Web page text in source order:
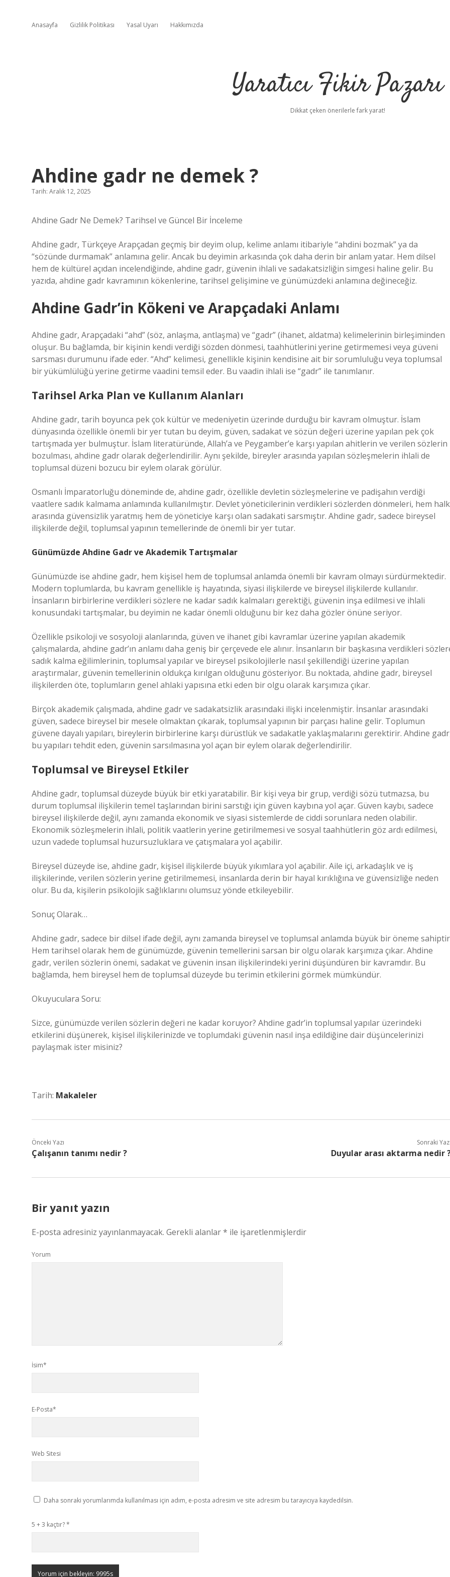
Anasayfa Gizlilik Politikası Yasal Uyarı Hakkımızda
Yaratıcı Fikir Pazarı
Dikkat çeken önerilerle fark yarat!
Ahdine gadr ne demek ?
Tarih: Aralık 12, 2025
Ahdine Gadr Ne Demek? Tarihsel ve Güncel Bir İnceleme
Ahdine gadr, Türkçeye Arapçadan geçmiş bir deyim olup, kelime anlamı itibariyle “ahdini bozmak” ya da
“sözünde durmamak” anlamına gelir. Ancak bu deyimin arkasında çok daha derin bir anlam yatar. Hem dilsel
hem de kültürel açıdan incelendiğinde, ahdine gadr, güvenin ihlali ve sadakatsizliğin simgesi haline gelir. Bu
yazıda, ahdine gadr kavramının kökenlerine, tarihsel gelişimine ve günümüzdeki anlamına değineceğiz.
Ahdine Gadr’in Kökeni ve Arapçadaki Anlamı
Ahdine gadr, Arapçadaki “ahd” (söz, anlaşma, antlaşma) ve “gadr” (ihanet, aldatma) kelimelerinin birleşiminden
oluşur. Bu bağlamda, bir kişinin kendi verdiği sözden dönmesi, taahhütlerini yerine getirmemesi veya güveni
sarsması durumunu ifade eder. “Ahd” kelimesi, genellikle kişinin kendisine ait bir sorumluluğu veya toplumsal
bir yükümlülüğü yerine getirme vaadini temsil eder. Bu vaadin ihlali ise “gadr” ile tanımlanır.
Tarihsel Arka Plan ve Kullanım Alanları
Ahdine gadr, tarih boyunca pek çok kültür ve medeniyetin üzerinde durduğu bir kavram olmuştur. İslam
dünyasında özellikle önemli bir yer tutan bu deyim, güven, sadakat ve sözün değeri üzerine yapılan pek çok
tartışmada yer bulmuştur. İslam literatüründe, Allah’a ve Peygamber’e karşı yapılan ahitlerin ve verilen sözlerin
bozulması, ahdine gadr olarak değerlendirilir. Aynı şekilde, bireyler arasında yapılan sözleşmelerin ihlali de
toplumsal düzeni bozucu bir eylem olarak görülür.
Osmanlı İmparatorluğu döneminde de, ahdine gadr, özellikle devletin sözleşmelerine ve padişahın verdiği
vaatlere sadık kalmama anlamında kullanılmıştır. Devlet yöneticilerinin verdikleri sözlerden dönmeleri, hem halk
arasında güvensizlik yaratmış hem de yöneticiye karşı olan sadakati sarsmıştır. Ahdine gadr, sadece bireysel
ilişkilerde değil, toplumsal yapının temellerinde de önemli bir yer tutar.
Günümüzde Ahdine Gadr ve Akademik Tartışmalar
Günümüzde ise ahdine gadr, hem kişisel hem de toplumsal anlamda önemli bir kavram olmayı sürdürmektedir.
Modern toplumlarda, bu kavram genellikle iş hayatında, siyasi ilişkilerde ve bireysel ilişkilerde kullanılır.
İnsanların birbirlerine verdikleri sözlere ne kadar sadık kalmaları gerektiği, güvenin inşa edilmesi ve ihlali
konusundaki tartışmalar, bu deyimin ne kadar önemli olduğunu bir kez daha gözler önüne seriyor.
Özellikle psikoloji ve sosyoloji alanlarında, güven ve ihanet gibi kavramlar üzerine yapılan akademik
çalışmalarda, ahdine gadr’ın anlamı daha geniş bir çerçevede ele alınır. İnsanların bir başkasına verdikleri
sadık kalma eğilimlerinin, toplumsal yapılar ve bireysel psikolojilerle nasıl şekillendiği üzerine yapılan
araştırmalar, güvenin temellerinin oldukça kırılgan olduğunu gösteriyor. Bu noktada, ahdine gadr, bireysel
ilişkilerden öte, toplumların genel ahlaki yapısına etki eden bir olgu olarak karşımıza çıkar.
Birçok akademik çalışmada, ahdine gadr ve sadakatsizlik arasındaki ilişki incelenmiştir. İnsanlar arasındaki
güven, sadece bireysel bir mesele olmaktan çıkarak, toplumsal yapının bir parçası haline gelir. Toplumun
güvene dayalı yapıları, bireylerin birbirlerine karşı dürüstlük ve sadakatle yaklaşmalarını gerektirir. Ahdine
bu yapıları tehdit eden, güvenin sarsılmasına yol açan bir eylem olarak değerlendirilir.
Toplumsal ve Bireysel Etkiler
Ahdine gadr, toplumsal düzeyde büyük bir etki yaratabilir. Bir kişi veya bir grup, verdiği sözü tutmazsa, bu
durum toplumsal ilişkilerin temel taşlarından birini sarstığı için güven kaybına yol açar. Güven kaybı, sadece
bireysel ilişkilerde değil, aynı zamanda ekonomik ve siyasi sistemlerde de ciddi sorunlara neden olabilir.
Ekonomik sözleşmelerin ihlali, politik vaatlerin yerine getirilmemesi ve sosyal taahhütlerin göz ardı edilmesi,
uzun vadede toplumsal huzursuzluklara ve çatışmalara yol açabilir.
Bireysel düzeyde ise, ahdine gadr, kişisel ilişkilerde büyük yıkımlara yol açabilir. Aile içi, arkadaşlık ve iş
ilişkilerinde, verilen sözlerin yerine getirilmemesi, insanlarda derin bir hayal kırıklığına ve güvensizliğe neden
olur. Bu da, kişilerin psikolojik sağlıklarını olumsuz yönde etkileyebilir.
Sonuç Olarak…
Ahdine gadr, sadece bir dilsel ifade değil, aynı zamanda bireysel ve toplumsal anlamda büyük bir öneme
Hem tarihsel olarak hem de günümüzde, güvenin temellerini sarsan bir olgu olarak karşımıza çıkar. Ahdine
gadr, verilen sözlerin önemi, sadakat ve güvenin insan ilişkilerindeki yerini düşündüren bir kavramdır. Bu
bağlamda, hem bireysel hem de toplumsal düzeyde bu terimin etkilerini görmek mümkündür.
Okuyuculara Soru:
Sizce, günümüzde verilen sözlerin değeri ne kadar koruyor? Ahdine gadr’in toplumsal yapılar üzerindeki
etkilerini düşünerek, kişisel ilişkilerinizde ve toplumdaki güvenin nasıl inşa edildiğine dair düşüncelerinizi
paylaşmak ister misiniz?
Tarih: Makaleler
Önceki Yazı
Çalışanın tanımı nedir ?
Sonraki
Duyular arası aktarma nedir
Bir yanıt yazın
E-posta adresiniz yayınlanmayacak. Gerekli alanlar* ile işaretlenmişlerdir
Yorum
İsim*
E-Posta*
Web Sitesi
Daha sonraki yorumlarımda kullanılması için adım, e-posta adresim ve site adresim bu tarayıcıya kaydedilsin.
5 + 3 kaçtır?*